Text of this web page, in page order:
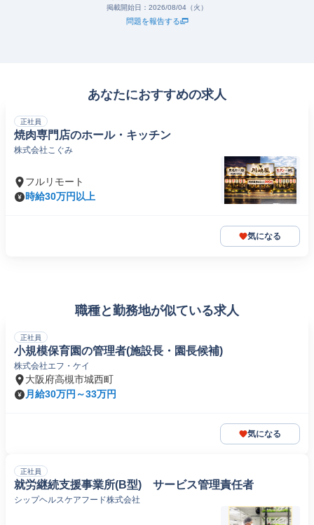
掲載開始日： 2026/08/04（火）
問題を報告する
あなたにおすすめの求人
正社員
焼肉専門店のホール・キッチン
株式会社こぐみ
フルリモート
時給30万円以上
気になる
職種と勤務地が似ている求人
正社員
小規模保育園の管理者(施設長・園長候補)
株式会社エフ・ケイ
大阪府高槻市城西町
月給30万円～33万円
気になる
正社員
就労継続支援事業所(B型) サービス管理責任者
シップヘルスケアフード株式会社